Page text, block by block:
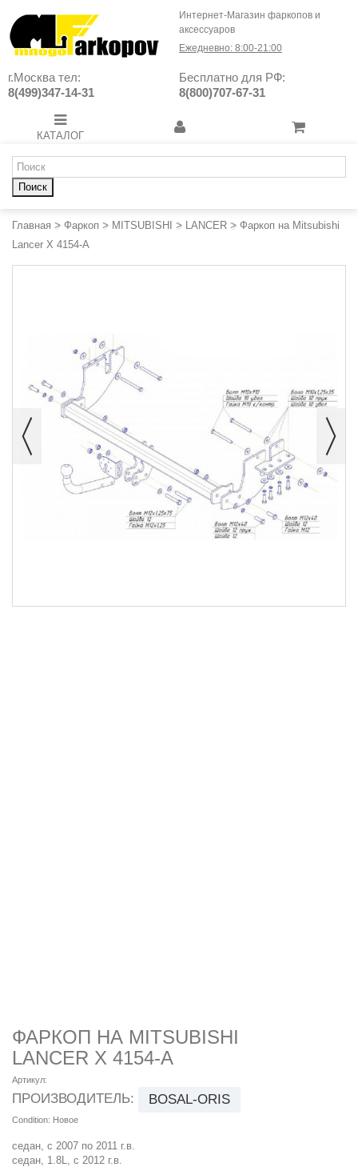
Интернет-Магазин фаркопов и
аксессуаров
Ежедневно: 8:00-21:00
г.Москва тел:
8(499)347-14-31
Бесплатно для РФ:
8(800)707-67-31
КАТАЛОГ
Поиск
Главная > Фаркоп > MITSUBISHI > LANCER > Фаркоп на Mitsubishi
Lancer X 4154-A
ФАРКОП НА MITSUBISHI
LANCER X 4154-A
Артикул:
ПРОИЗВОДИТЕЛЬ: BOSAL-ORIS
Condition: Новое
седан, с 2007 по 2011 г.в.
седан, 1.8L, с 2012 г.в.